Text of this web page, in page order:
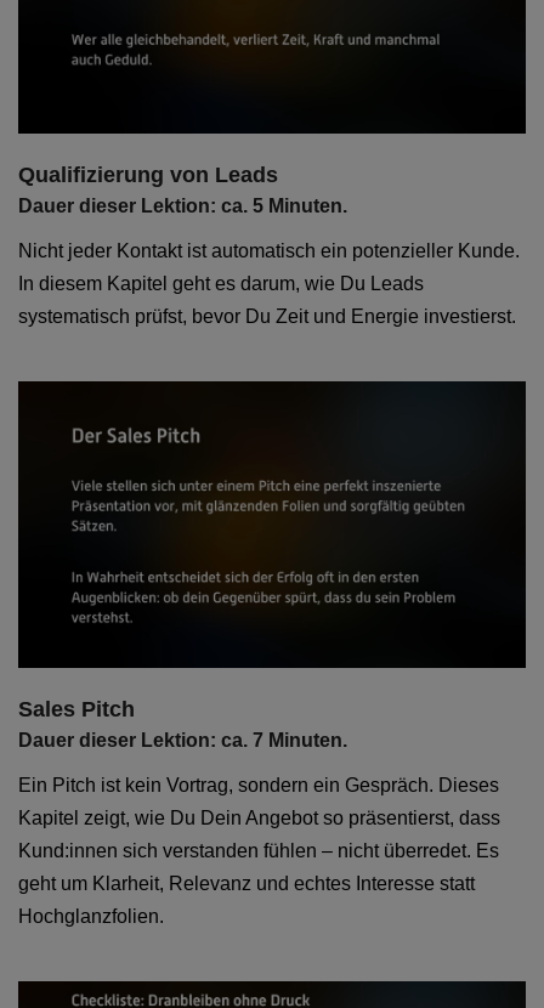
Qualifizierung von Leads
Dauer dieser Lektion: ca. 5 Minuten.
Nicht jeder Kontakt ist automatisch ein potenzieller Kunde.
In diesem Kapitel geht es darum, wie Du Leads
systematisch prüfst, bevor Du Zeit und Energie investierst.
Sales Pitch
Dauer dieser Lektion: ca. 7 Minuten.
Ein Pitch ist kein Vortrag, sondern ein Gespräch. Dieses
Kapitel zeigt, wie Du Dein Angebot so präsentierst, dass
Kund:innen sich verstanden fühlen – nicht überredet. Es
geht um Klarheit, Relevanz und echtes Interesse statt
Hochglanzfolien.